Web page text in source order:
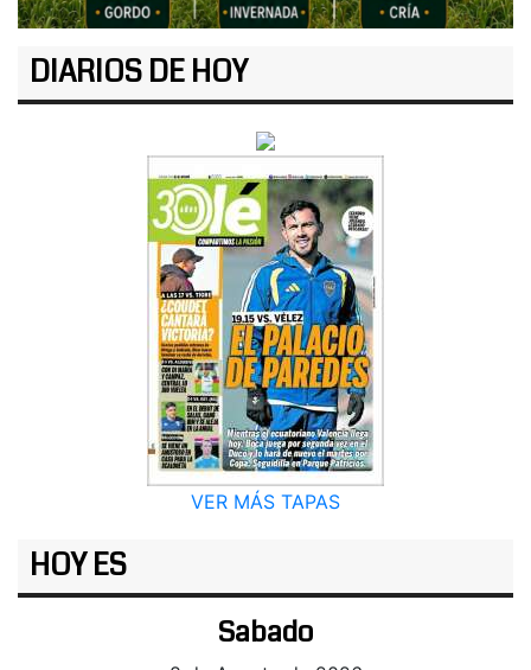
DIARIOS DE HOY
VER MÁS TAPAS
HOY ES
Sabado